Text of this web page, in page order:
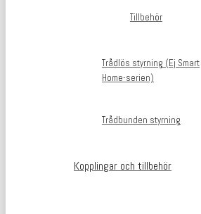
Tillbehör
Trådlös styrning (Ej Smart
Home-serien)
Trådbunden styrning
Kopplingar och tillbehör